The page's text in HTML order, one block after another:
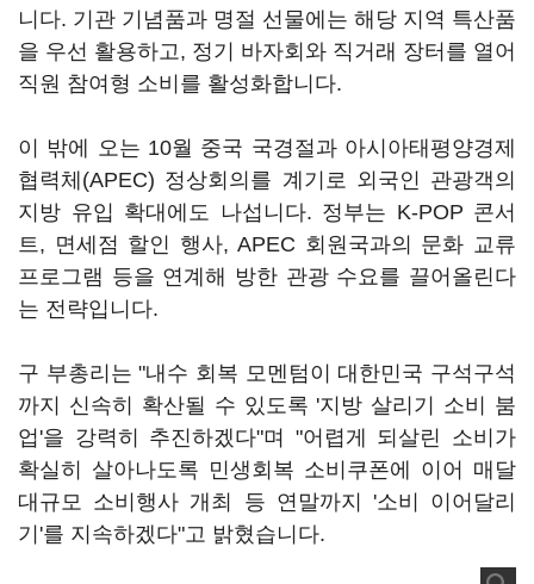
니다. 기관 기념품과 명절 선물에는 해당 지역 특산품
을 우선 활용하고, 정기 바자회와 직거래 장터를 열어
직원 참여형 소비를 활성화합니다.
이 밖에 오는 10월 중국 국경절과 아시아태평양경제
협력체(APEC) 정상회의를 계기로 외국인 관광객의
지방 유입 확대에도 나섭니다. 정부는 K-POP 콘서
트, 면세점 할인 행사, APEC 회원국과의 문화 교류
프로그램 등을 연계해 방한 관광 수요를 끌어올린다
는 전략입니다.
구 부총리는 "내수 회복 모멘텀이 대한민국 구석구석
까지 신속히 확산될 수 있도록 '지방 살리기 소비 붐
업'을 강력히 추진하겠다"며 "어렵게 되살린 소비가
확실히 살아나도록 민생회복 소비쿠폰에 이어 매달
대규모 소비행사 개최 등 연말까지 '소비 이어달리
기'를 지속하겠다"고 밝혔습니다.